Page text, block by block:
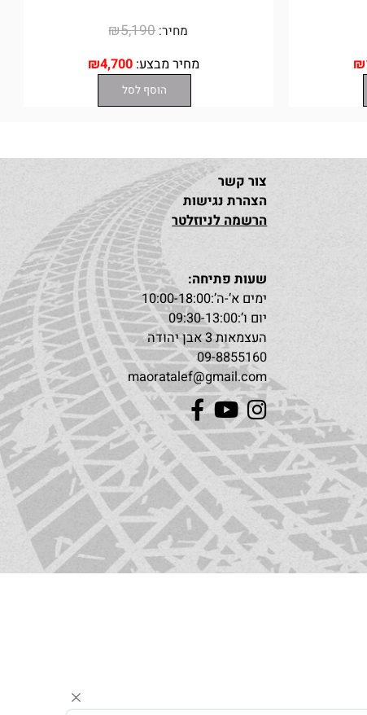
מחיר: ₪5,190
מחיר מבצע: ₪4,700
הרשמה לניוזלטר
שעות פתיחה:
ימים א’-ה’:10:00-18:00
יום ו’:09:30-13:00
העצמאות 3 אבן יהודה
09-8855160
maoratalef@gmail.com